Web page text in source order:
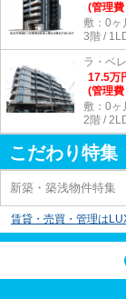
(管理
敷：0ヶ
3階 /
ラ・ベ
17.5万
(管理
敷：0ヶ
2階 /
こだわり特集
新築・築浅物件特集
賃貸・売買・管理は